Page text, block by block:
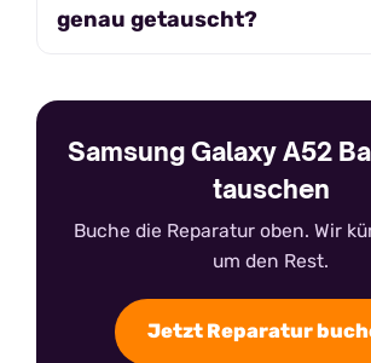
genau getauscht?
Samsung Galaxy A52
tauschen
Buche die Reparatur oben. Wir
um den Rest.
Jetzt Reparatur